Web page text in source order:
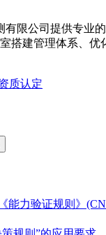
有限公司提供专业
搭建管理体系、优
质认定
能力验证规则》